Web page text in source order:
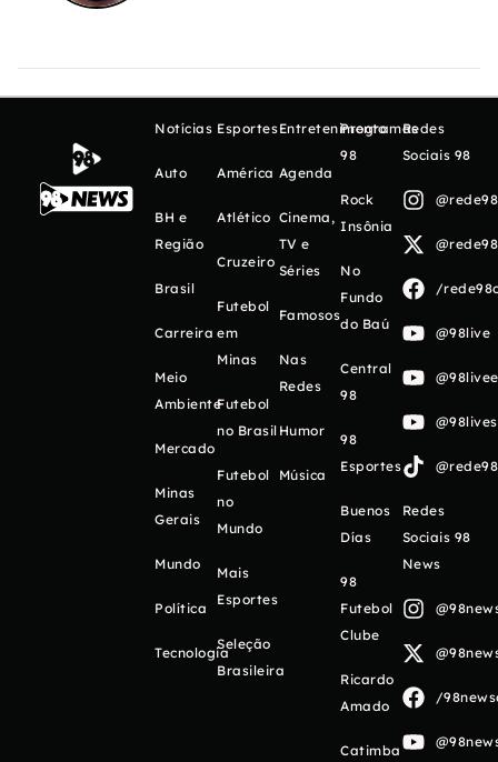
Notícias
Auto
BH e
Região
Brasil
Carreira
Meio
Ambiente
Mercado
Minas
Gerais
Mundo
Política
Tecnologia
Esportes
América
Atlético
Cruzeiro
Futebol
em
Minas
Futebol
no Brasil
Futebol
no
Mundo
Mais
Esportes
Seleção
Brasileira
Entretenimento
Agenda
Cinema,
TV e
Séries
Famosos
Nas
Redes
Humor
Música
Programas
98
Rock
Insônia
No
Fundo
do Baú
Central
98
98
Esportes
Buenos
Días
98
Futebol
Clube
Ricardo
Amado
Catimba
Redes
Sociais 98
/
@98live
Redes
Sociais 98
News
/